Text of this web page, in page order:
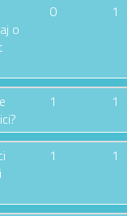
o
0 1
1 1
1 1